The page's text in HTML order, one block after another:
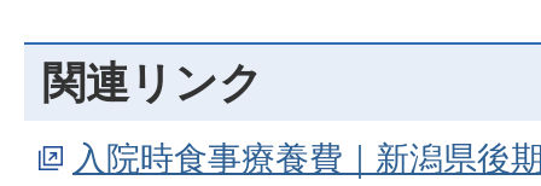
関連リンク
入院時食事療養費｜新潟県後